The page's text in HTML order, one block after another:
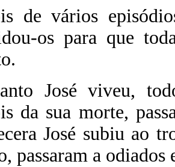
de vários
os para que
José viveu,
da sua morte,
José subiu ao
passaram a odiados